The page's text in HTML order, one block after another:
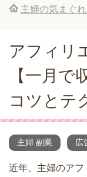
主婦の気まぐ
アフィリ
【一月で
コツとテ
主婦 副業 広
近年、主婦のアフ